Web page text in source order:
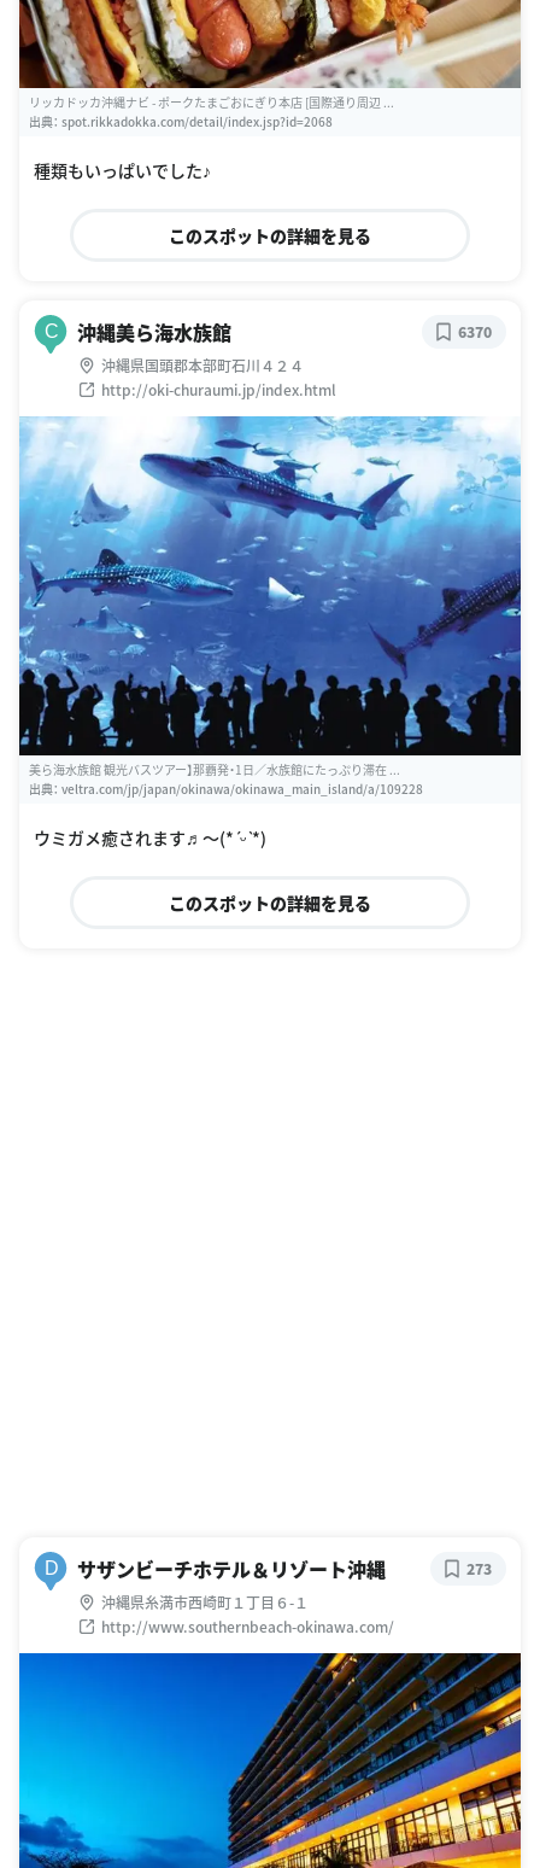
リッカドッカ沖縄ナビ - ポークたまごおにぎり本店 [国際通り周辺 ...
出典： spot.rikkadokka.com/detail/index.jsp?id=2068
種類もいっぱいでした♪
このスポットの詳細を見る
C 沖縄美ら海水族館
沖縄県国頭郡本部町石川４２４
http://oki-churaumi.jp/index.html
6370
美ら海水族館 観光バスツアー】那覇発・1日／水族館にたっぷり滞在 ...
出典： veltra.com/jp/japan/okinawa/okinawa_main_island/a/109228
ウミガメ癒されます♬〜(*ˊᵕˋ*)
このスポットの詳細を見る
D サザンビーチホテル＆リゾート沖縄
沖縄県糸満市西崎町１丁目６-１
http://www.southernbeach-okinawa.com/
273